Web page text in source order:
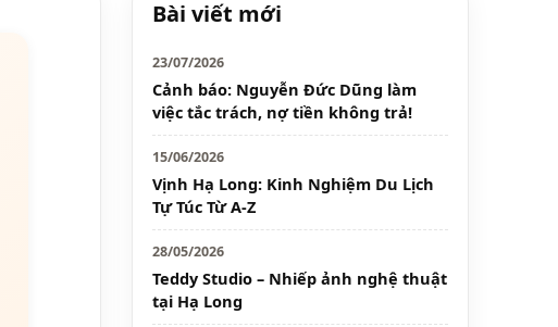
Bài viết mới
23/07/2026
Cảnh báo: Nguyễn Đức Dũng làm
việc tắc trách, nợ tiền không trả!
15/06/2026
Vịnh Hạ Long: Kinh Nghiệm Du Lịch
Tự Túc Từ A-Z
28/05/2026
Teddy Studio – Nhiếp ảnh nghệ thuật
tại Hạ Long